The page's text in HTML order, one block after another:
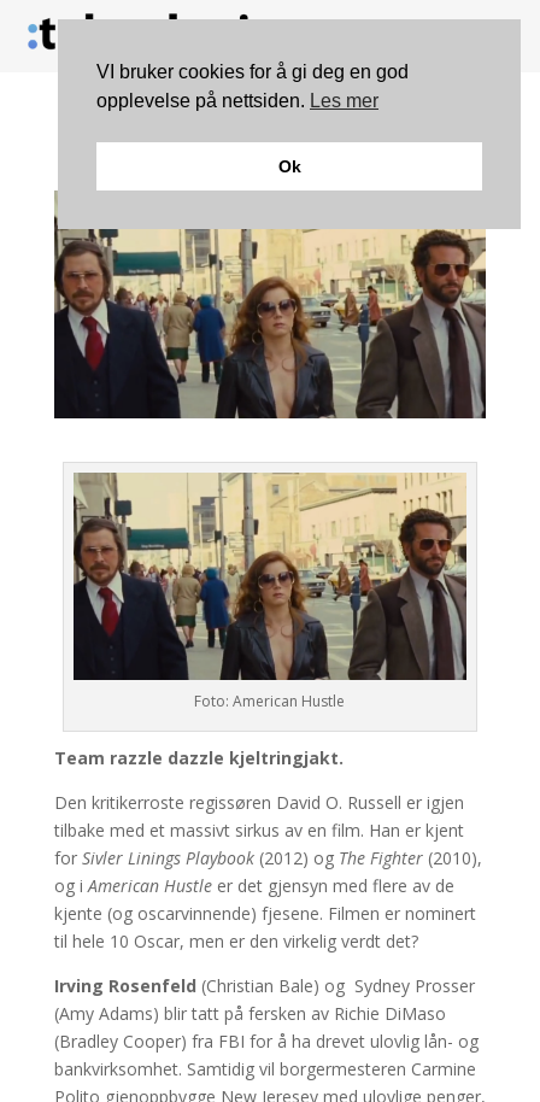
Film: American Hustle
Foto: American Hustle
Team razzle dazzle kjeltringjakt.
Den kritikerroste regissøren David O. Russell er igjen
tilbake med et massivt sirkus av en film. Han er kjent
for Sivler Linings Playbook(2012) og The Fighter (2010),
og iAmerican Hustleer det gjensyn med flere av de
kjente (og oscarvinnende) fjesene. Filmen er nominert
til hele 10 Oscar, men er den virkelig verdt det?
Irving Rosenfeld (Christian Bale) og Sydney Prosser
(Amy Adams) blir tatt på fersken av Richie DiMaso
(Bradley Cooper) fra FBI for å ha drevet ulovlig lån- og
bankvirksomhet. Samtidig vil borgermesteren Carmine
Polito gjenoppbygge New Jeresey med ulovlige penger,
VI bruker cookies for å gi deg en god
opplevelse på nettsiden. Les mer
Ok